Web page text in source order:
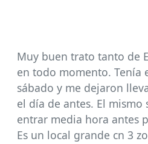
Muy buen trato tanto de
en todo momento. Tenía
sábado y me dejaron
el día de antes. El
entrar media hora antes
Es un local grande cn 3